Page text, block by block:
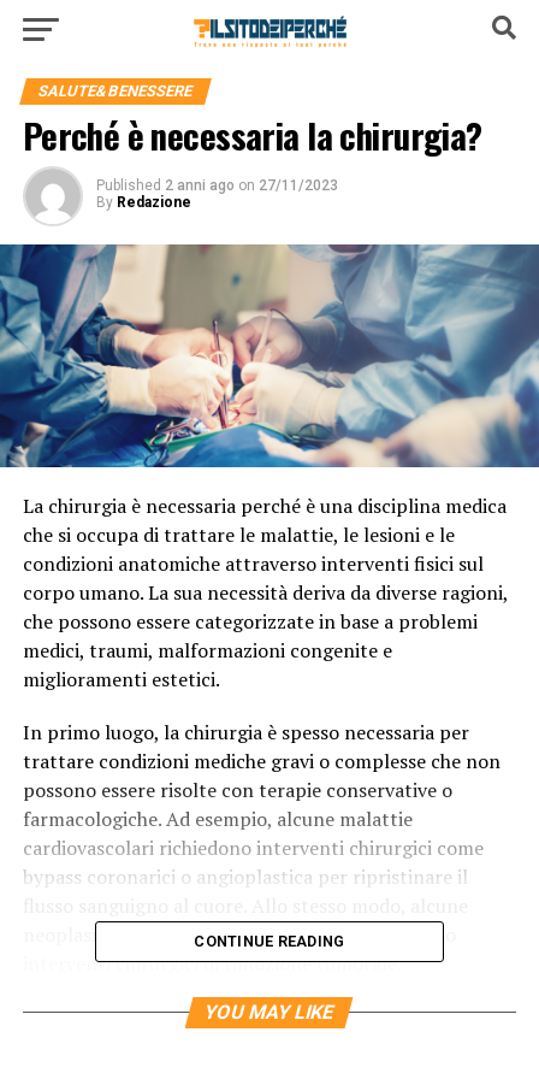
SALUTE&BENESSERE
Perché è necessaria la chirurgia?
Published 2 anni ago on 27/11/2023
By Redazione
La chirurgia è necessaria perché è una disciplina medica
che si occupa di trattare le malattie, le lesioni e le
condizioni anatomiche attraverso interventi fisici sul
corpo umano. La sua necessità deriva da diverse ragioni,
che possono essere categorizzate in base a problemi
medici, traumi, malformazioni congenite e
miglioramenti estetici.
In primo luogo, la chirurgia è spesso necessaria per
trattare condizioni mediche gravi o complesse che non
possono essere risolte con terapie conservative o
farmacologiche. Ad esempio, alcune malattie
cardiovascolari richiedono interventi chirurgici come
bypass coronarici o angioplastica per ripristinare il
neoplasie possono essere trattate solo attraverso
interventi chirurgici di rimozione tumorale.
I traumi, come incidenti stradali o lesioni sportive gravi,
CONTINUE READING
YOU MAY LIKE